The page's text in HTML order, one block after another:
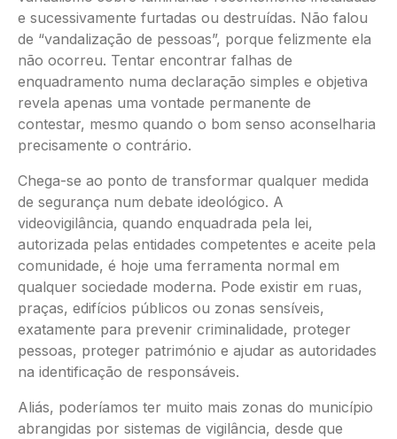
e sucessivamente furtadas ou destruídas. Não falou
de “vandalização de pessoas”, porque felizmente ela
não ocorreu. Tentar encontrar falhas de
enquadramento numa declaração simples e objetiva
revela apenas uma vontade permanente de
contestar, mesmo quando o bom senso aconselharia
precisamente o contrário.
Chega-se ao ponto de transformar qualquer medida
de segurança num debate ideológico. A
videovigilância, quando enquadrada pela lei,
autorizada pelas entidades competentes e aceite pela
comunidade, é hoje uma ferramenta normal em
qualquer sociedade moderna. Pode existir em ruas,
praças, edifícios públicos ou zonas sensíveis,
exatamente para prevenir criminalidade, proteger
pessoas, proteger património e ajudar as autoridades
na identificação de responsáveis.
Aliás, poderíamos ter muito mais zonas do município
abrangidas por sistemas de vigilância, desde que